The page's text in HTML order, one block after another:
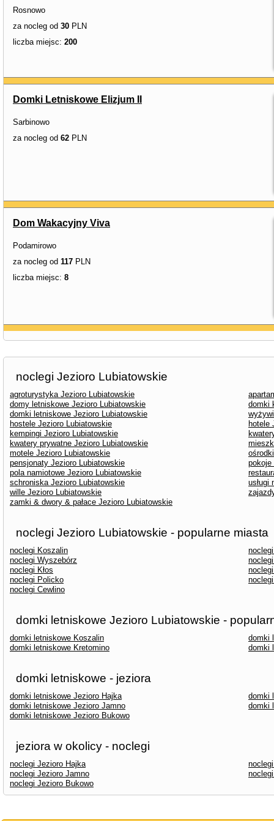
Rosnowo
za nocleg od 30 PLN
liczba miejsc: 200
Domki Letniskowe Elizjum II
Sarbinowo
za nocleg od 62 PLN
Dom Wakacyjny Viva
Podamirowo
za nocleg od 117 PLN
liczba miejsc: 8
noclegi Jezioro Lubiatowskie
agroturystyka Jezioro Lubiatowskie
domy letniskowe Jezioro Lubiatowskie
domki
domki letniskowe Jezioro Lubiatowskie
hostele Jezioro Lubiatowskie
hotele
kempingi Jezioro Lubiatowskie
kwatery prywatne Jezioro Lubiatowskie
motele Jezioro Lubiatowskie
pensjonaty Jezioro Lubiatowskie
pokoje
pola namiotowe Jezioro Lubiatowskie
schroniska Jezioro Lubiatowskie
usługi
wille Jezioro Lubiatowskie
zamki & dwory & pałace Jezioro Lubiatowskie
noclegi Jezioro Lubiatowskie - popularne miasta
noclegi Koszalin
noclegi Wyszebórz
noclegi Kłos
noclegi Policko
noclegi Cewlino
domki letniskowe Jezioro Lubiatowskie -
domki letniskowe Koszalin
domki
domki letniskowe Kretomino
domki
domki letniskowe - jeziora
domki letniskowe Jezioro Hajka
domki
domki letniskowe Jezioro Jamno
domki
domki letniskowe Jezioro Bukowo
jeziora w okolicy - noclegi
noclegi Jezioro Hajka
noclegi Jezioro Jamno
noclegi Jezioro Bukowo